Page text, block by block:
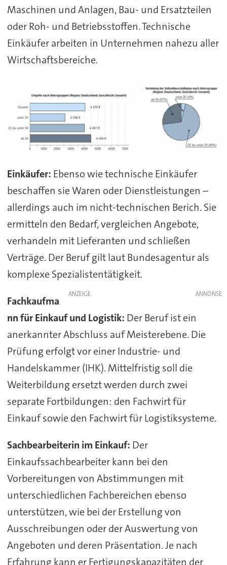
Maschinen und Anlagen, Bau- und Ersatzteilen
oder Roh- und Betriebsstoffen. Technische
Einkäufer arbeiten in Unternehmen nahezu aller
Wirtschaftsbereiche.
Einkäufer: Ebenso wie technische Einkäufer
beschaffen sie Waren oder Dienstleistungen –
allerdings auch im nicht-technischen Berich. Sie
ermitteln den Bedarf, vergleichen Angebote,
verhandeln mit Lieferanten und schließen
Verträge. Der Beruf gilt laut Bundesagentur als
komplexe Spezialistentätigkeit.
ANZEIGE
Fachkaufma
nn für Einkauf und Logistik: Der Beruf ist ein
anerkannter Abschluss auf Meisterebene. Die
Prüfung erfolgt vor einer Industrie- und
Handelskammer (IHK). Mittelfristig soll die
Weiterbildung ersetzt werden durch zwei
separate Fortbildungen: den Fachwirt für
Einkauf sowie den Fachwirt für Logistiksysteme.
Sachbearbeiterin im Einkauf: Der
Einkaufssachbearbeiter kann bei den
Vorbereitungen von Abstimmungen mit
unterschiedlichen Fachbereichen ebenso
unterstützen, wie bei der Erstellung von
Ausschreibungen oder der Auswertung von
Angeboten und deren Präsentation. Je nach
Erfahrung kann er Fertigungskapazitäten der